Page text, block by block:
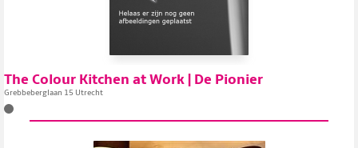
The Colour Kitchen at Work | De Pionier
Grebbeberglaan 15 Utrecht